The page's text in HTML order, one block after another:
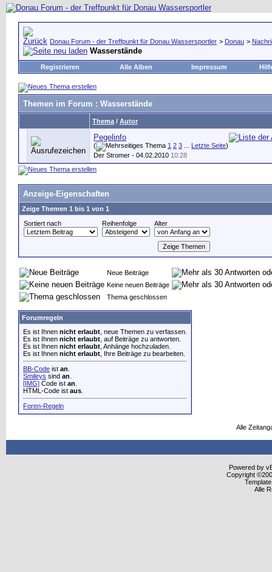
Donau Forum - der Treffpunkt für Donau Wassersportler > Donau >
Wasserstände
Registrieren Alle Alben Impressum
Themen im Forum : Wasserstände
Thema / Autor
Pegelinfo
( 1 2 3 Letzte Seite)
Der Stromer - 04.02.2010 10:28
Anzeige-Eigenschaften
Zeige Themen 1 bis 1 von 1
Sortiert nach
Reihenfolge Alter
Neue Beiträge
Keine neuen Beiträge
Thema geschlossen
Forumregeln
Es ist Ihnen nicht erlaubt , neue Themen zu verfassen.
Es ist Ihnen nicht erlaubt , auf Beiträge zu antworten.
Es ist Ihnen nicht erlaubt , Anhänge hochzuladen.
Es ist Ihnen nicht erlaubt , Ihre Beiträge zu bearbeiten.
BB-Code ist an
Smileys sind an
[IMG] Code ist an
HTML-Code ist aus
Foren-Regeln
Alle
Powered by
Copyright
Alle